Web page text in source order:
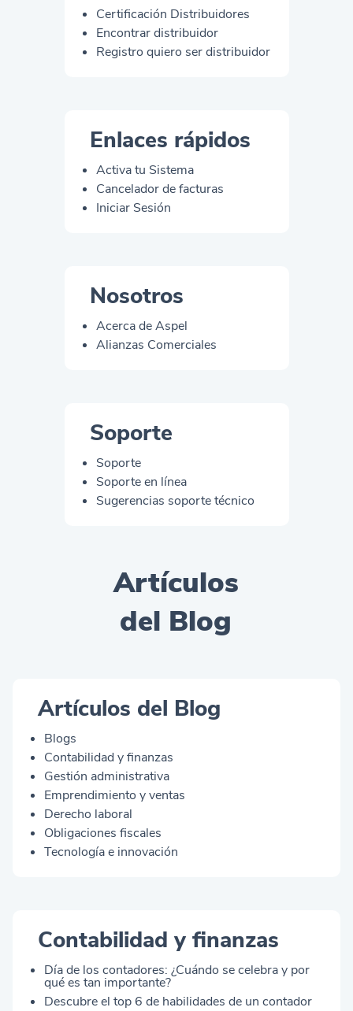
Certificación Distribuidores
Encontrar distribuidor
Registro quiero ser distribuidor
Enlaces rápidos
Activa tu Sistema
Cancelador de facturas
Iniciar Sesión
Nosotros
Acerca de Aspel
Alianzas Comerciales
Soporte
Soporte
Soporte en línea
Sugerencias soporte técnico
Artículos
del Blog
Artículos del Blog
Blogs
Contabilidad y finanzas
Gestión administrativa
Emprendimiento y ventas
Derecho laboral
Obligaciones fiscales
Tecnología e innovación
Contabilidad y finanzas
Día de los contadores: ¿Cuándo se celebra y por
qué es tan importante?
Descubre el top 6 de habilidades de un contador